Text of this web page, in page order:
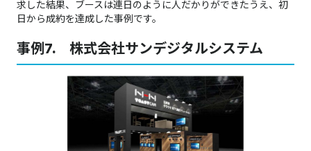
求した結果、ブースは連日のように人だかりができたうえ、初
日から成約を達成した事例です。
事例7. 株式会社サンデジタルシステム